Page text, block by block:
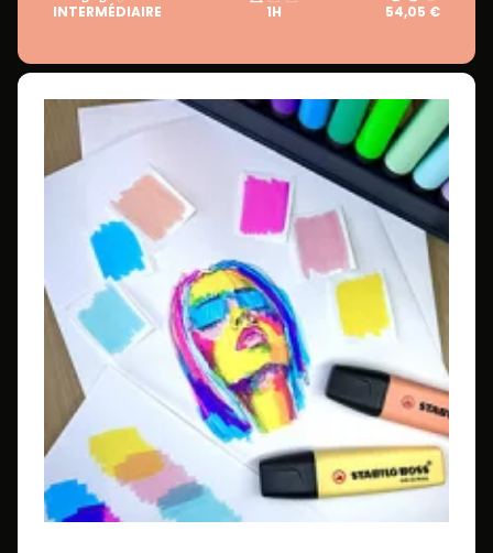
INTERMÉDIAIRE 1H 54,05 €